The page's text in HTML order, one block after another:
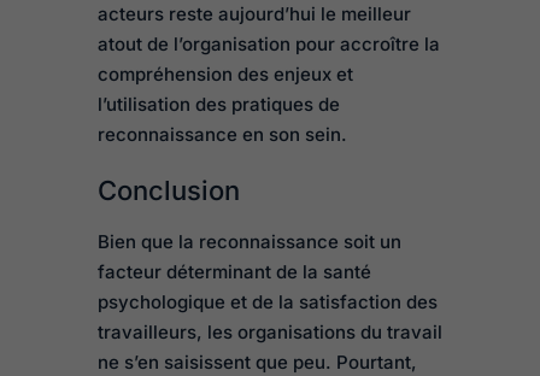
acteurs reste aujourd’hui le meilleur
atout de l’organisation pour accroître la
compréhension des enjeux et
l’utilisation des pratiques de
reconnaissance en son sein.
Conclusion
Bien que la reconnaissance soit un
facteur déterminant de la santé
psychologique et de la satisfaction des
travailleurs, les organisations du travail
ne s’en saisissent que peu. Pourtant,